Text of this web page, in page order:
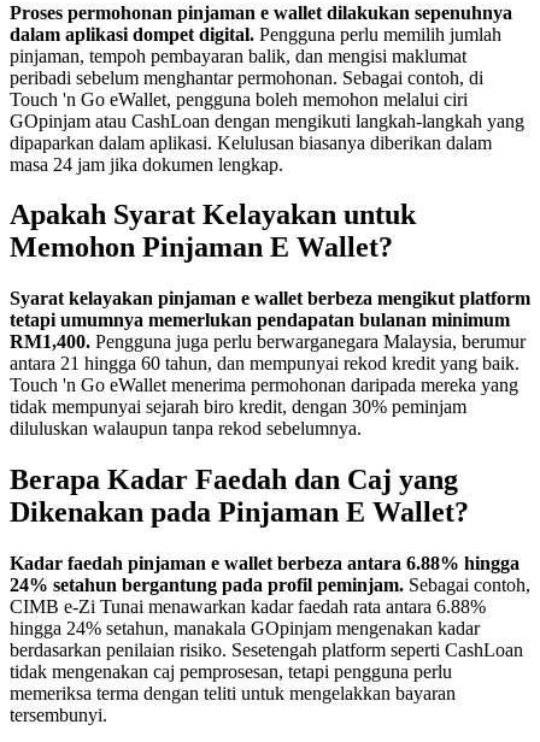
Proses permohonan pinjaman e wallet dilakukan sepenuhnya
dalam aplikasi dompet digital. Pengguna perlu memilih jumlah
pinjaman, tempoh pembayaran balik, dan mengisi maklumat
peribadi sebelum menghantar permohonan. Sebagai contoh, di
Touch 'n Go eWallet, pengguna boleh memohon melalui ciri
GOpinjam atau CashLoan dengan mengikuti langkah-langkah yang
dipaparkan dalam aplikasi. Kelulusan biasanya diberikan dalam
masa 24 jam jika dokumen lengkap.
Apakah Syarat Kelayakan untuk
Memohon Pinjaman E Wallet?
Syarat kelayakan pinjaman e wallet berbeza mengikut platform
tetapi umumnya memerlukan pendapatan bulanan minimum
RM1,400. Pengguna juga perlu berwarganegara Malaysia, berumur
antara 21 hingga 60 tahun, dan mempunyai rekod kredit yang baik.
Touch 'n Go eWallet menerima permohonan daripada mereka yang
tidak mempunyai sejarah biro kredit, dengan 30% peminjam
diluluskan walaupun tanpa rekod sebelumnya.
Berapa Kadar Faedah dan Caj yang
Dikenakan pada Pinjaman E Wallet?
Kadar faedah pinjaman e wallet berbeza antara 6.88% hingga
24% setahun bergantung pada profil peminjam. Sebagai contoh,
CIMB e-Zi Tunai menawarkan kadar faedah rata antara 6.88%
hingga 24% setahun, manakala GOpinjam mengenakan kadar
berdasarkan penilaian risiko. Sesetengah platform seperti CashLoan
tidak mengenakan caj pemprosesan, tetapi pengguna perlu
memeriksa terma dengan teliti untuk mengelakkan bayaran
tersembunyi.